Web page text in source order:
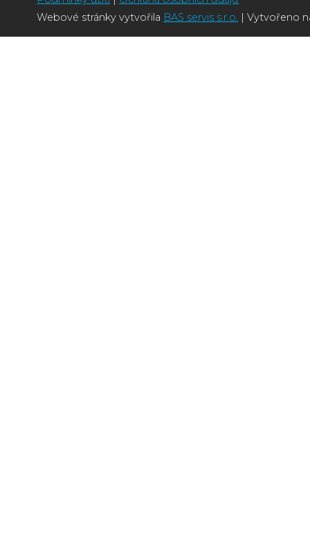
Webové stránky vytvořila BAS servis s.r.o. | Vytvořeno